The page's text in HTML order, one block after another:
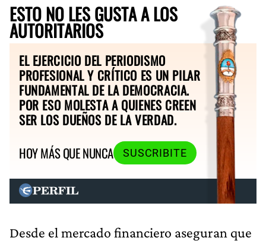
ESTO NO LES GUSTA A LOS
AUTORITARIOS
EL EJERCICIO DEL PERIODISMO
PROFESIONAL Y CRÍTICO ES UN PILAR
FUNDAMENTAL DE LA DEMOCRACIA.
POR ESO MOLESTA A QUIENES CREEN
SER LOS DUEÑOS DE LA VERDAD.
HOY MÁS QUE NUNCA
SUSCRIBITE
Desde el mercado financiero aseguran que